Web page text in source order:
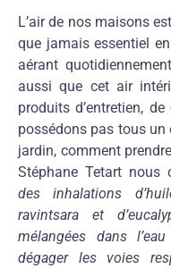
L’air de nos maisons
que jamais essentiel
aérant
aussi que cet air
produits d’entretien,
possédons pas tous un
jardin, comment
Stéphane Tetart nous
des inhalations
ravintsara et
mélangées dans
dégager les voies